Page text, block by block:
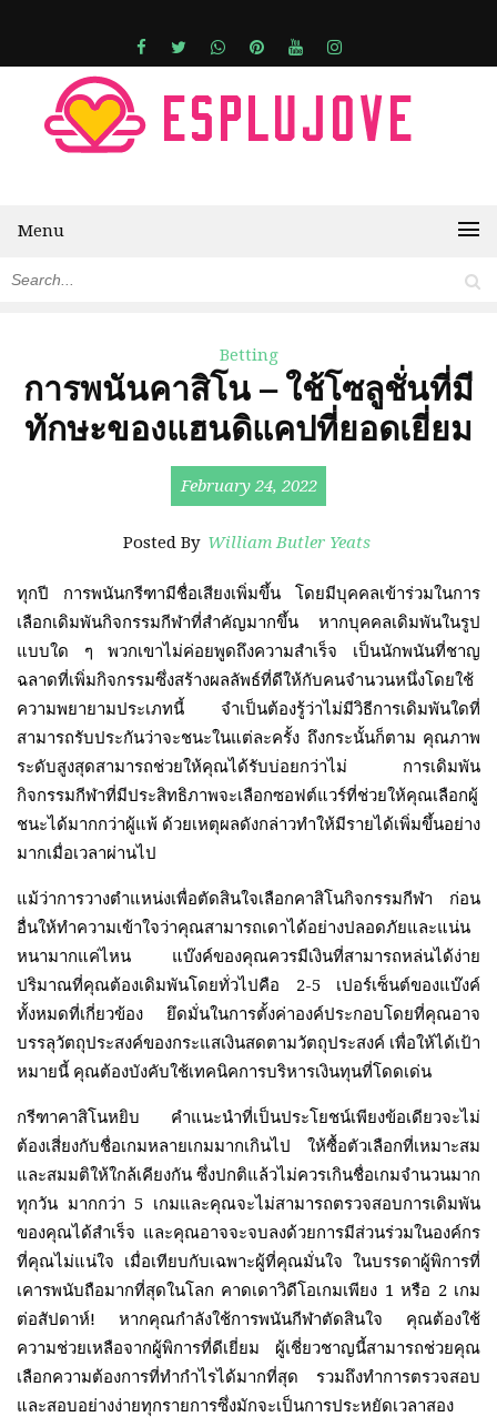
Menu
Betting
การพนันคาสิโน – ใช้โซลูชั่นที่มี
ทักษะของแฮนดิแคปที่ยอดเยี่ยม
February 24, 2022
Posted By William Butler Yeats
ทุกปี การพนันกรีฑามีชื่อเสียงเพิ่มขึ้น โดยมีบุคคลเข้าร่วมในการ
เลือกเดิมพันกิจกรรมกีฬาที่สำคัญมากขึ้น หากบุคคลเดิมพันในรูป
แบบใด ๆ พวกเขาไม่ค่อยพูดถึงความสำเร็จ เป็นนักพนันที่ชาญ
ฉลาดที่เพิ่มกิจกรรมซึ่งสร้างผลลัพธ์ที่ดีให้กับคนจำนวนหนึ่งโดยใช้
ความพยายามประเภทนี้ จำเป็นต้องรู้ว่าไม่มีวิธีการเดิมพันใดที่
สามารถรับประกันว่าจะชนะในแต่ละครั้ง ถึงกระนั้นก็ตาม คุณภาพ
ระดับสูงสุดสามารถช่วยให้คุณได้รับบ่อยกว่าไม่ การเดิมพัน
กิจกรรมกีฬาที่มีประสิทธิภาพจะเลือกซอฟต์แวร์ที่ช่วยให้คุณเลือกผู้
ชนะได้มากกว่าผู้แพ้ ด้วยเหตุผลดังกล่าวทำให้มีรายได้เพิ่มขึ้นอย่าง
มากเมื่อเวลาผ่านไป
แม้ว่าการวางตำแหน่งเพื่อตัดสินใจเลือกคาสิโนกิจกรรมกีฬา ก่อน
อื่นให้ทำความเข้าใจว่าคุณสามารถเดาได้อย่างปลอดภัยและแน่น
หนามากแค่ไหน แบ๊งค์ของคุณควรมีเงินที่สามารถหล่นได้ง่าย
ปริมาณที่คุณต้องเดิมพันโดยทั่วไปคือ 2-5 เปอร์เซ็นต์ของแบ๊งค์
ทั้งหมดที่เกี่ยวข้อง ยึดมั่นในการตั้งค่าองค์ประกอบโดยที่คุณอาจ
บรรลุวัตถุประสงค์ของกระแสเงินสดตามวัตถุประสงค์ เพื่อให้ได้เป้า
หมายนี้ คุณต้องบังคับใช้เทคนิคการบริหารเงินทุนที่โดดเด่น
กรีฑาคาสิโนหยิบ คำแนะนำที่เป็นประโยชน์เพียงข้อเดียวจะไม่
ต้องเสี่ยงกับชื่อเกมหลายเกมมากเกินไป ให้ซื้อตัวเลือกที่เหมาะสม
และสมมติให้ใกล้เคียงกัน ซึ่งปกติแล้วไม่ควรเกินชื่อเกมจำนวนมาก
ทุกวัน มากกว่า 5 เกมและคุณจะไม่สามารถตรวจสอบการเดิมพัน
ของคุณได้สำเร็จ และคุณอาจจะจบลงด้วยการมีส่วนร่วมในองค์กร
ที่คุณไม่แน่ใจ เมื่อเทียบกับเฉพาะผู้ที่คุณมั่นใจ ในบรรดาผู้พิการที่
เคารพนับถือมากที่สุดในโลก คาดเดาวิดีโอเกมเพียง 1 หรือ 2 เกม
ต่อสัปดาห์! หากคุณกำลังใช้การพนันกีฬาตัดสินใจ คุณต้องใช้
ความช่วยเหลือจากผู้พิการที่ดีเยี่ยม ผู้เชี่ยวชาญนี้สามารถช่วยคุณ
เลือกความต้องการที่ทำกำไรได้มากที่สุด รวมถึงทำการตรวจสอบ
และสอบอย่างง่ายทุกรายการซึ่งมักจะเป็นการประหยัดเวลาสอง